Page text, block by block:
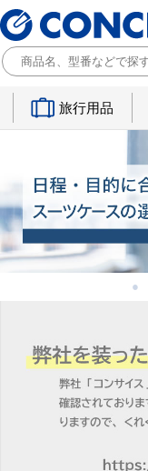
旅行用品